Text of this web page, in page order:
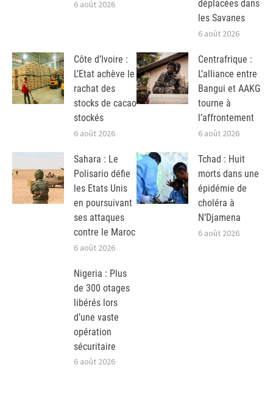
6 août 2026
déplacées dans
les Savanes
6 août 2026
Côte d’Ivoire :
L’Etat achève le
rachat des
stocks de cacao
stockés
6 août 2026
Centrafrique :
L’alliance entre
Bangui et AAKG
tourne à
l’affrontement
6 août 2026
Sahara : Le
Polisario défie
les Etats Unis
en poursuivant
ses attaques
contre le Maroc
6 août 2026
Tchad : Huit
morts dans une
épidémie de
choléra à
N’Djamena
6 août 2026
Nigeria : Plus
de 300 otages
libérés lors
d’une vaste
opération
sécuritaire
6 août 2026